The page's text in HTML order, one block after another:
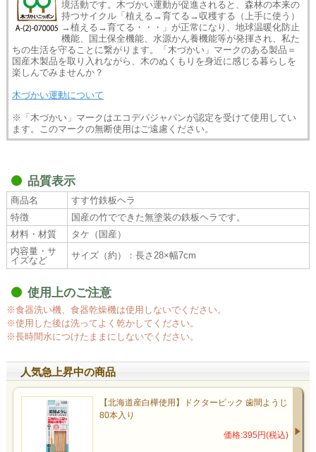
境活動です。木づかい運動が促進されると、森林の本来の
持つサイクル「植える→育てる→収穫する（上手に使う）
→植える→育てる・・・」が正常になり、地球温暖化防止
機能、国土保全機能、水源かん養機能等が発揮され、私た
ちの生活を守ることに繋がります。「木づかい」マークのある製品＝
国産木製品を取り入れながら、木のぬくもりを身近に感じる暮らしを
楽しんでみませんか？
木づかい運動について
※「木づかい」マークはエコデパジャパンが認定を受けて使用してい
ます。このマークの無断使用はご遠慮ください。
品質表示
商品名
すす竹鉄板ヘラ
特徴
国産の竹でできた無塗装の鉄板ヘラです。
材料・材質
タケ（国産）
内容量・サ
イズなど
サイズ（約）：長さ28×幅7cm
使用上のご注意
※食器洗い機、食器乾燥機は使用しないでください。
※使用した後は洗ってよく乾かしてください。
※長時間水につけたままにしないでください。
人気急上昇中の商品
【北海道産白樺使用】ドクターピック 歯間ようじ
80本入り
価格:395円(税込)